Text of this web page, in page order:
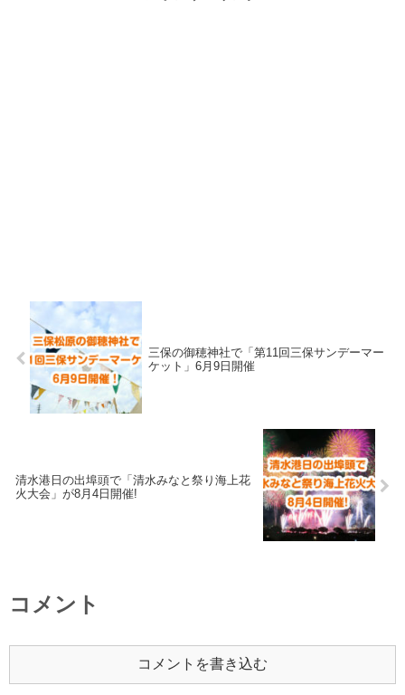
三保の御穂神社で「第11回三保サンデーマー
ケット」6月9日開催
清水港日の出埠頭で「清水みなと祭り海上花
火大会」が8月4日開催!
コメント
コメントを書き込む